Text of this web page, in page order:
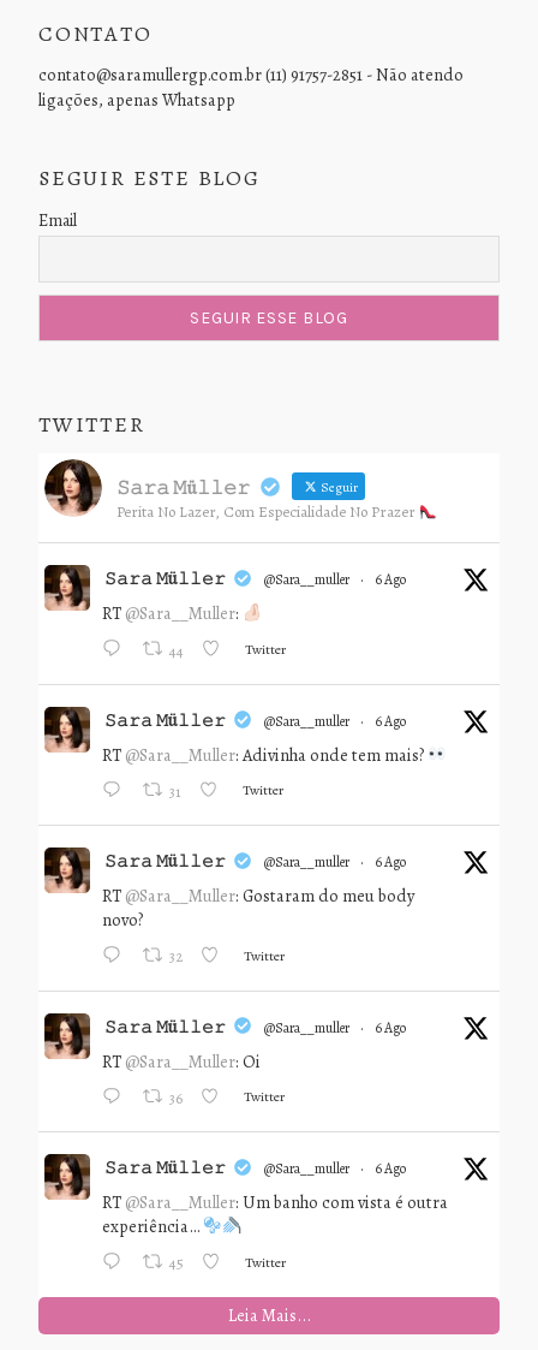
CONTATO
contato@saramullergp.com.br (11) 91757-2851 - Não atendo
ligações, apenas Whatsapp
SEGUIR ESTE BLOG
Email
TWITTER
𝚂𝚊𝚛𝚊 𝙼ü𝚕𝚕𝚎𝚛 Seguir
Perita No Lazer, Com Especialidade No Prazer
𝚂𝚊𝚛𝚊 𝙼ü𝚕𝚕𝚎𝚛 @sara__muller · 6 Ago
RT @Sara__Muller:
44 Twitter
𝚂𝚊𝚛𝚊 𝙼ü𝚕𝚕𝚎𝚛 @sara__muller · 6 Ago
RT @Sara__Muller: Adivinha onde tem mais?
31 Twitter
𝚂𝚊𝚛𝚊 𝙼ü𝚕𝚕𝚎𝚛 @sara__muller · 6 Ago
RT @Sara__Muller: Gostaram do meu body
novo?
32 Twitter
𝚂𝚊𝚛𝚊 𝙼ü𝚕𝚕𝚎𝚛 @sara__muller · 6 Ago
RT @Sara__Muller: Oi
36 Twitter
𝚂𝚊𝚛𝚊 𝙼ü𝚕𝚕𝚎𝚛 @sara__muller · 6 Ago
RT @Sara__Muller: Um banho com vista é outra
experiência…
45 Twitter
Leia Mais...